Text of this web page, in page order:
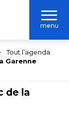
menu
Tout l’agenda
Garenne
de la